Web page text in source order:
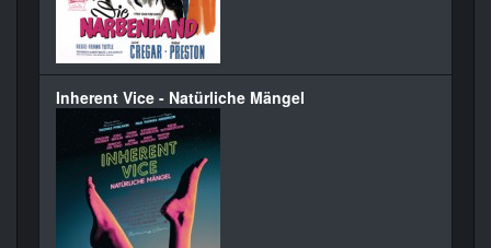
Inherent Vice - Natürliche Mängel